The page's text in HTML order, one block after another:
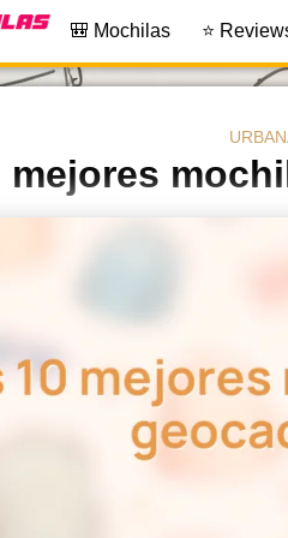
🎒 Mochilas ⭐
mejores